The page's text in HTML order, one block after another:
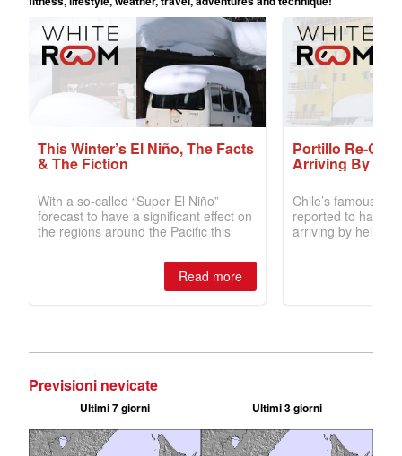
Previsioni nevicate
Ultimi 7 giorni Ultimi 3 giorni